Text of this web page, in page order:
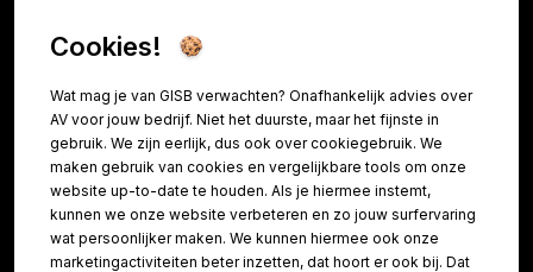
IBAN NL14INGB0120094886
Informatie
Contact
FAQ
Over ons
Cookies!
Wat mag je van GISB verwachten? Onafhankelijk advies over
AV voor jouw bedrijf. Niet het duurste, maar het fijnste in
gebruik. We zijn eerlijk, dus ook over cookiegebruik. We
maken gebruik van cookies en vergelijkbare tools om onze
website up-to-date te houden. Als je hiermee instemt,
kunnen we onze website verbeteren en zo jouw surfervaring
wat persoonlijker maken. We kunnen hiermee ook onze
marketingactiviteiten beter inzetten, dat hoort er ook bij. Dat